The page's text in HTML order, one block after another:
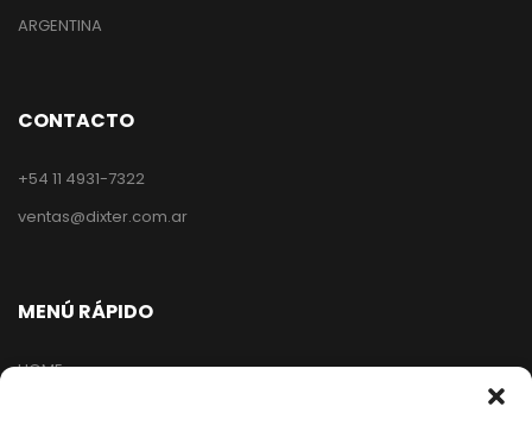
ARGENTINA
CONTACTO
+54 11 4931-7322
ventas@dixter.com.ar
MENÚ RÁPIDO
HOME